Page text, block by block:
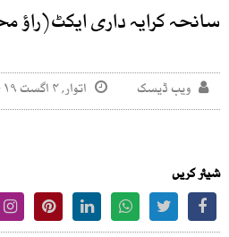
سانحہ کرایہ داری ایکٹ(راؤ
ویب ڈیسک اتوار, ۴ اگست ۲۰۱۹
شیئر کریں